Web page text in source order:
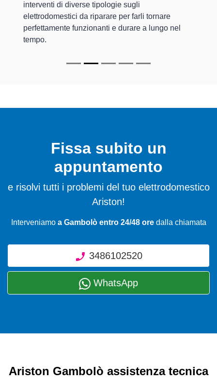
interventi di diverse tipologie sugli
elettrodomestici da riparare per farli tornare
perfettamente funzionanti e durare a lungo nel
tempo.
Fissa subito un
appuntamento
e risolvi tutti i problemi del tuo elettrodomestico
Ariston!
Interveniamo a Gambolò entro 24/48 oredalla chiamata
3486102520
WhatsApp
Ariston Gambolò assistenza tecnica